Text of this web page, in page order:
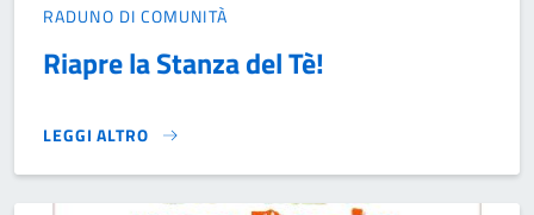
RADUNO DI COMUNITÀ
Riapre la Stanza del Tè!
LEGGI ALTRO
RIAPRE LA STANZA DEL TÈ!}